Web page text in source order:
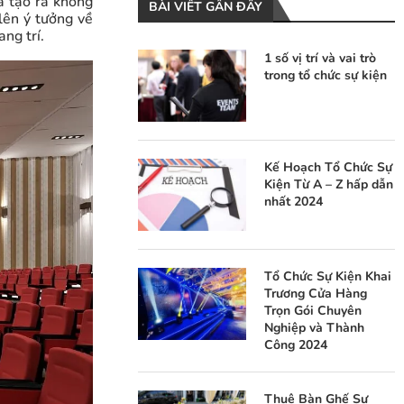
ý tưởng về
trí.
BÀI VIẾT GẦN ĐÂY
1 số vị trí và vai trò
trong tổ chức sự kiện
Kế Hoạch Tổ Chức Sự
Kiện Từ A – Z hấp dẫn
nhất 2024
Tổ Chức Sự Kiện Khai
Trương Cửa Hàng
Trọn Gói Chuyên
Nghiệp và Thành
Công 2024
Thuê Bàn Ghế Sự